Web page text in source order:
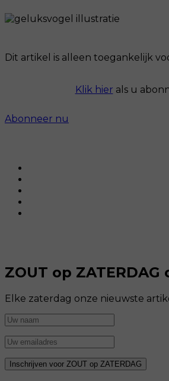
Dit artikel is alleen toegankelijk
Klik hier als u
Abonneer nu
ZOUT op
Elke zaterdag onze nieuwste